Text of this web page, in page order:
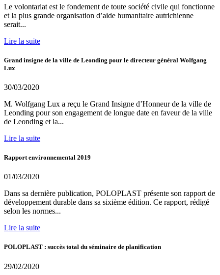
Le volontariat est le fondement de toute société civile qui fonctionne
et la plus grande organisation d’aide humanitaire autrichienne
serait...
Lire la suite
Grand insigne de la ville de Leonding pour le directeur général Wolfgang
Lux
30/03/2020
M. Wolfgang Lux a reçu le Grand Insigne d’Honneur de la ville de
Leonding pour son engagement de longue date en faveur de la ville
de Leonding et la...
Lire la suite
Rapport environnemental 2019
01/03/2020
Dans sa dernière publication, POLOPLAST présente son rapport de
développement durable dans sa sixième édition. Ce rapport, rédigé
selon les normes...
Lire la suite
POLOPLAST : succès total du séminaire de planification
29/02/2020